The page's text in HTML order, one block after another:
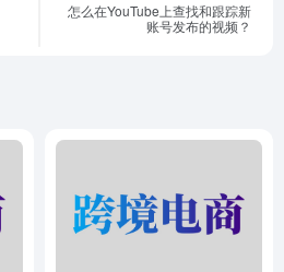
怎么在YouTube上查找和跟踪新
账号发布的视频？